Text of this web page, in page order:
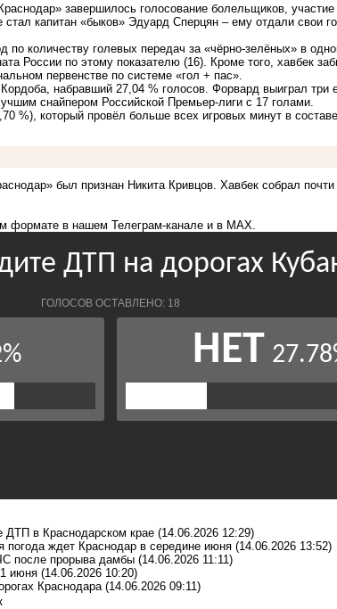
завершилось голосование болельщиков,
капитан «быков» Эдуард Сперцян – ему отдали свои
по количеству голевых передач за «чёрно-зелёных» в
России по этому показателю (16). Кроме того, хавбек
первенстве по системе «гол + пас».
набравший 27,04 % голосов. Форвард выиграл три
снайпером Российской Премьер-лиги с 17 голами.
%), который провёл больше всех игровых минут в
был признан Никита Кривцов. Хавбек собрал почти
формате в нашем Телеграм-канале и в MAX.
ДТП в Краснодарском крае (14.06.2026 12:29)
ждет Краснодар в середине июня (14.06.2026 13:52)
после прорыва дамбы (14.06.2026 11:11)
июня (14.06.2026 10:20)
Краснодара (14.06.2026 09:11)